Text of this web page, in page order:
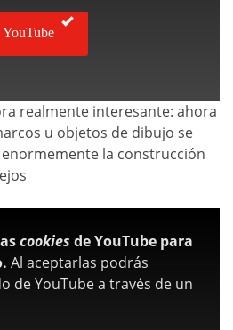
realmente interesante: ahora
u objetos de dibujo se
la construcción
cookies de YouTube para
Al aceptarlas podrás
de YouTube a través de un